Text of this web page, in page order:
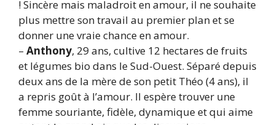
! Sincère mais maladroit en amour, il ne souhaite
plus mettre son travail au premier plan et se
donner une vraie chance en amour.
– Anthony, 29 ans, cultive 12 hectares de fruits
et légumes bio dans le Sud-Ouest. Séparé depuis
deux ans de la mère de son petit Théo (4 ans), il
a repris goût à l’amour. Il espère trouver une
femme souriante, fidèle, dynamique et qui aime